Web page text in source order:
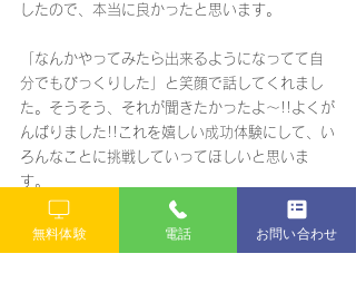
したので、本当に良かったと思います。
「なんかやってみたら出来るようになってて自
分でもびっくりした」と笑顔で話してくれまし
た。そうそう、それが聞きたかったよ～!!よくが
んばりました!!これを嬉しい成功体験にして、い
ろんなことに挑戦していってほしいと思いま
す。
あらめて合格おめでとう!!
無料体験 電話 お問い合わせ